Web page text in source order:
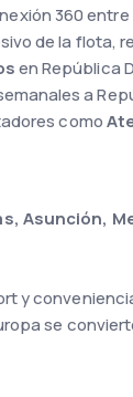
360 entre
de la flota,
en República
a
como
Asunción,
y
se